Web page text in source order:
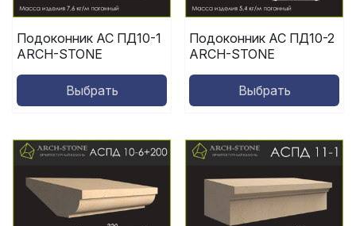
Подоконник АС ПД10-1
ARCH-STONE
Выбрать
Подоконник АС ПД10-2
ARCH-STONE
Выбрать